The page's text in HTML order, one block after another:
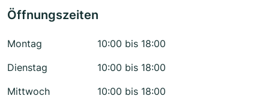
Öffnungszeiten
Montag
10:00 bis 18:00
Dienstag
10:00 bis 18:00
Mittwoch
10:00 bis 18:00